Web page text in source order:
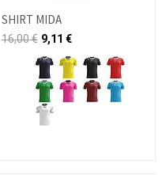
SHIRT MIDA
16,00€ 9,11 €